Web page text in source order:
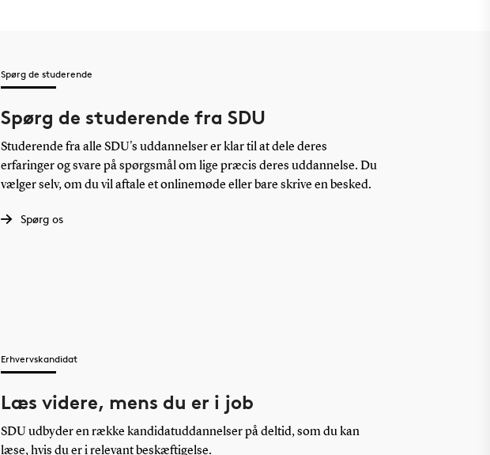
Spørg de studerende
Spørg de studerende fra SDU
Studerende fra alle SDU's uddannelser er klar til at dele deres
erfaringer og svare på spørgsmål om lige præcis deres uddannelse. Du
vælger selv, om du vil aftale et onlinemøde eller bare skrive en besked.
Spørg os
Erhvervskandidat
Læs videre, mens du er i job
SDU udbyder en række kandidatuddannelser på deltid, som du kan
læse, hvis du er i relevant beskæftigelse.